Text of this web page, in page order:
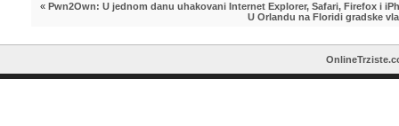
« Pwn2Own: U jednom danu uhakovani Internet Explorer, Safari, Firefox i
U Orlandu na Floridi gradske